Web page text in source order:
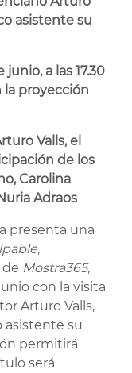
asistente su
a las 17.30
la proyección
Valls, el
de los
Carolina
Adraos
presenta una
,
Mostra365,
con la visita
Arturo Valls,
asistente su
permitirá
será